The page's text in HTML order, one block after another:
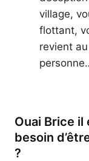
village,
flottant,
revient
Ouai Brice il
besoin
?